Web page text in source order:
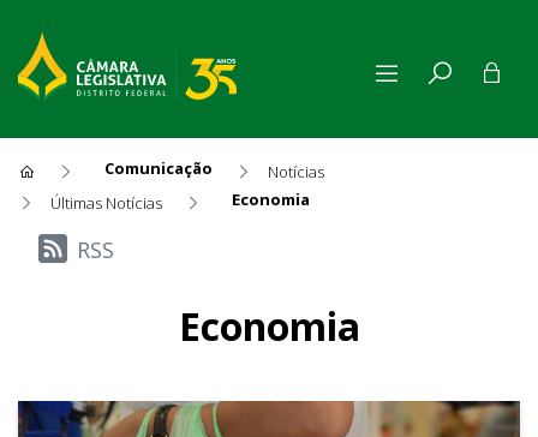
Comunicação
Notícias
Últimas Notícias
Economia
Últimas Notícias
RSS
Economia